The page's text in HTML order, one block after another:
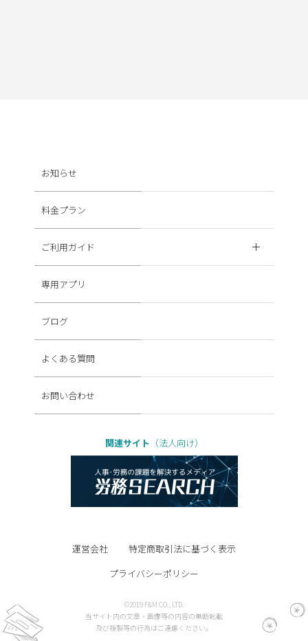
お知らせ
料金プラン
ご利用ガイド
専用アプリ
ブログ
よくある質問
お問い合わせ
関連サイト （法人向け）
運営会社
特定商取引法に基づく表示
プライバシーポリシー
©2019 F&M CO., LTD.
当サイト内の文章・画像等の内容の無断転載
及び複製等の行為はご遠慮ください。